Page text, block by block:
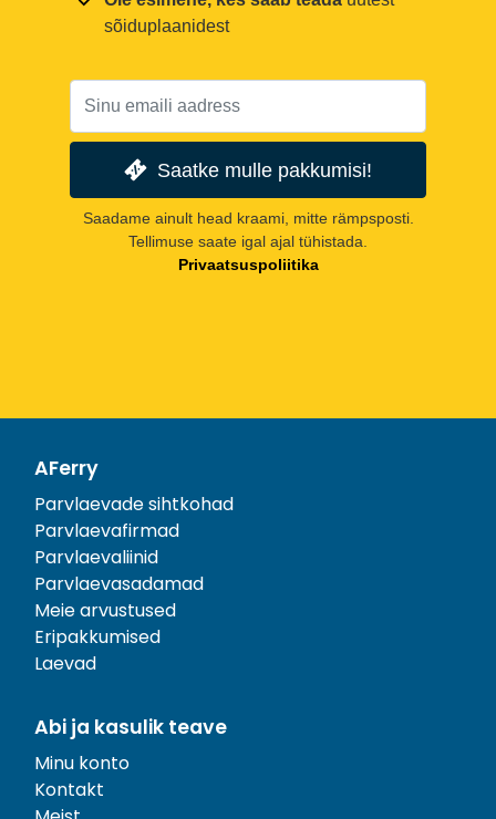
sõiduplaanidest
Saatke mulle pakkumisi!
Saadame ainult head kraami, mitte rämpsposti.
Tellimuse saate igal ajal tühistada.
Privaatsuspoliitika
AFerry
Parvlaevade sihtkohad
Parvlaevafirmad
Parvlaevaliinid
Parvlaevasadamad
Meie arvustused
Eripakkumised
Laevad
Abi ja kasulik teave
Minu konto
Kontakt